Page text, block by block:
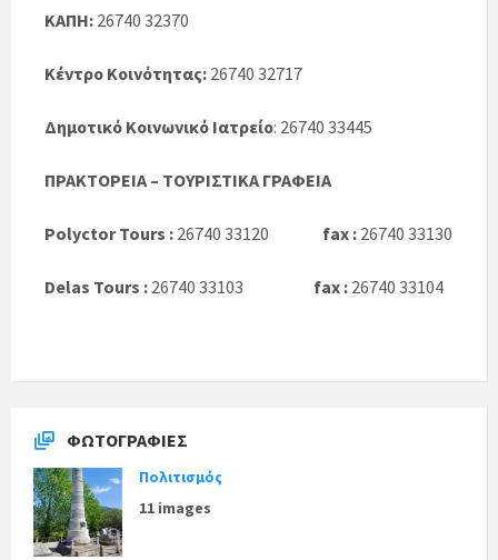
ΚΑΠΗ: 26740 32370
Κέντρο Κοινότητας: 26740 32717
Δημοτικό Κοινωνικό Ιατρείο: 26740 33445
ΠΡΑΚΤΟΡΕΙΑ – ΤΟΥΡΙΣΤΙΚΑ ΓΡΑΦΕΙΑ
Polyctor Tours : 26740 33120 fax : 26740 33130
Delas Tours : 26740 33103 fax : 26740 33104
ΦΩΤΟΓΡΑΦΊΕΣ
Πολιτισμός
11 images